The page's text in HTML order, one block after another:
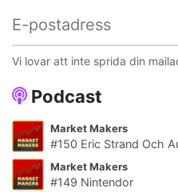
Podcast
Market Makers
#150 Eric Strand Och
Market Makers
#149 Nintendor
Vi lovar att inte sprida din